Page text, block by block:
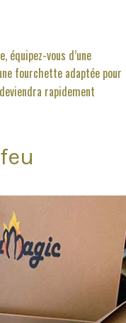
équipez-vous d’une
fourchette adaptée pour
rapidement